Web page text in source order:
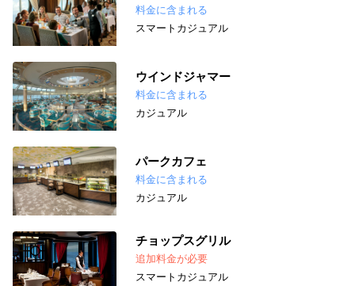
料金に含まれる
スマートカジュアル
ウインドジャマー
料金に含まれる
カジュアル
パークカフェ
料金に含まれる
カジュアル
チョップスグリル
追加料金が必要
スマートカジュアル